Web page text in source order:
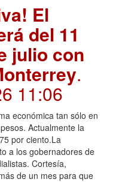
El
del 11
julio con
.
11:06
económica tan sólo en
Actualmente la
por ciento.La
a los gobernadores de
Cortesía,
de un mes para que